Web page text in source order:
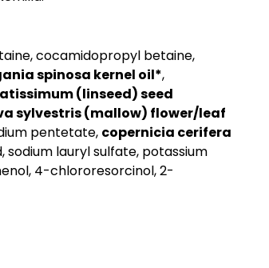
cocamidopropyl betaine,
spinosa kernel oil*,
(linseed) seed
sylvestris (mallow) flower/leaf
pentetate, copernicia cerifera
lauryl sulfate, potassium
4-chlororesorcinol, 2-